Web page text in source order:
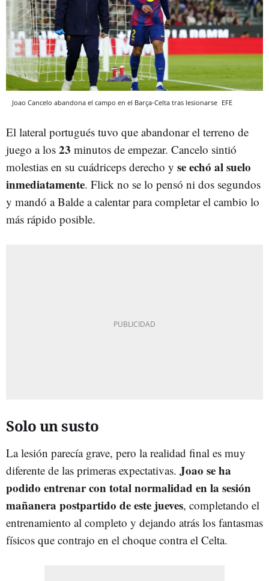
Joao Cancelo abandona el campo en el Barça-Celta tras lesionarse EFE
El lateral portugués tuvo que abandonar el terreno de
juego a los 23 minutos de empezar. Cancelo sintió
molestias en su cuádriceps derecho y se echó al suelo
inmediatamente. Flick no se lo pensó ni dos segundos
y mandó a Balde a calentar para completar el cambio lo
más rápido posible.
Solo un susto
La lesión parecía grave, pero la realidad final es muy
diferente de las primeras expectativas. Joao se ha
podido entrenar con total normalidad en la sesión
mañanera postpartido de este jueves, completando el
entrenamiento al completo y dejando atrás los fantasmas
físicos que contrajo en el choque contra el Celta.